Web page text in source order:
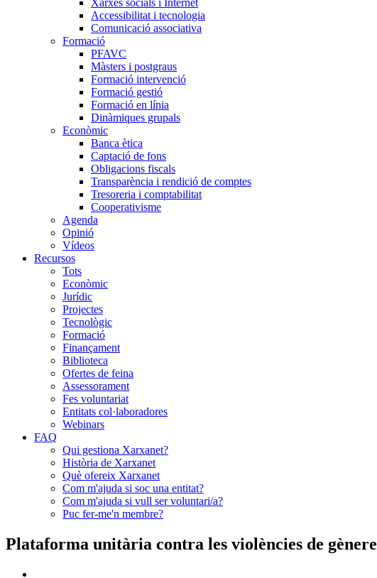
Xarxes socials i Internet
Accessibilitat i tecnologia
Comunicació associativa
Formació
PFAVC
Màsters i postgraus
Formació intervenció
Formació gestió
Formació en línia
Dinàmiques grupals
Econòmic
Banca ètica
Captació de fons
Obligacions fiscals
Transparència i rendició de comptes
Tresoreria i comptabilitat
Cooperativisme
Agenda
Opinió
Vídeos
Recursos
Tots
Econòmic
Jurídic
Projectes
Tecnològic
Formació
Finançament
Biblioteca
Ofertes de feina
Assessorament
Fes voluntariat
Entitats col·laboradores
Webinars
FAQ
Qui gestiona Xarxanet?
Història de Xarxanet
Què ofereix Xarxanet
Com m'ajuda si soc una entitat?
Com m'ajuda si vull ser voluntari/a?
Puc fer-me'n membre?
Plataforma unitària contra les violències de gènere